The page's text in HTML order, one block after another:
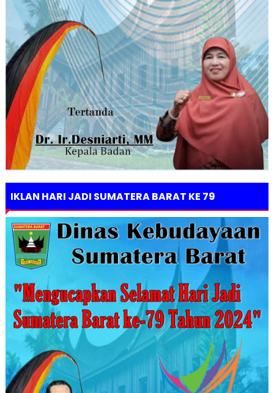
IKLAN HARI JADI SUMATERA BARAT KE 79